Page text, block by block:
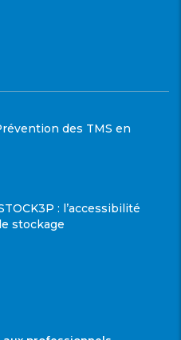
des TMS en
: l’accessibilité
stockage